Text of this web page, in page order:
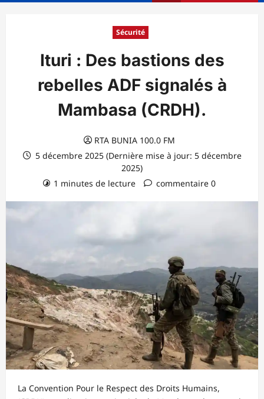
Sécurité
Ituri : Des bastions des
rebelles ADF signalés à
Mambasa (CRDH).
RTA BUNIA 100.0 FM
5 décembre 2025 (Dernière mise à jour: 5 décembre
2025)
1 minutes de lecture
commentaire 0
La Convention Pour le Respect des Droits Humains,